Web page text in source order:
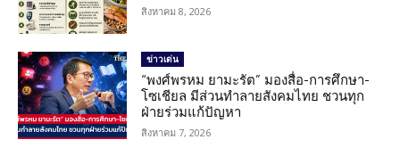
สิงหาคม 8, 2026
ข่าวเด่น
“พงศ์พรหม ยามะรัต” มองสื่อ-การศึกษา-
โซเชียล มีส่วนทำลายสังคมไทย ชวนทุก
ฝ่ายร่วมแก้ปัญหา
สิงหาคม 7, 2026